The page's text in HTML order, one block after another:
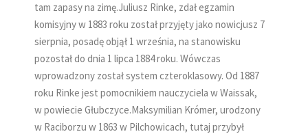
tam zapasy na zimę.Juliusz Rinke, zdał egzamin
komisyjny w 1883 roku został przyjęty jako nowicjusz 7
sierpnia, posadę objął 1 września, na stanowisku
pozostał do dnia 1 lipca 1884 roku. Wówczas
wprowadzony został system czteroklasowy. Od 1887
roku Rinke jest pomocnikiem nauczyciela w Waissak,
w powiecie Głubczyce.Maksymilian Krómer, urodzony
w Raciborzu w 1863 w Pilchowicach, tutaj przybył